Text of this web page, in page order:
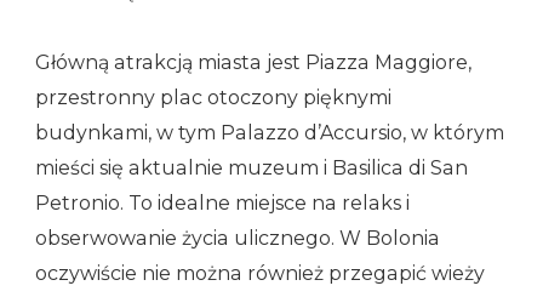
Główną atrakcją miasta jest Piazza Maggiore,
przestronny plac otoczony pięknymi
budynkami, w tym Palazzo d’Accursio, w którym
mieści się aktualnie muzeum i Basilica di San
Petronio. To idealne miejsce na relaks i
obserwowanie życia ulicznego. W Bolonia
oczywiście nie można również przegapić wieży